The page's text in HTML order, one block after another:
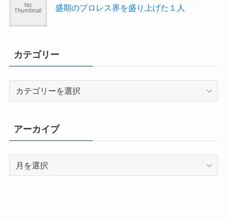
盛期のプロレス界を盛り上げた１人
カテゴリー
リ
ー
アーカイブ